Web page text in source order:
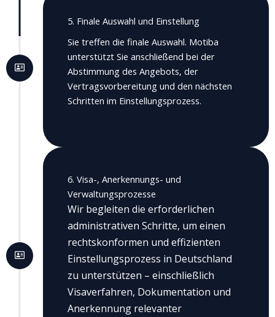
5. Finale Auswahl und Einstellung
Sie treffen die finale Auswahl. Motiba
unterstützt Sie anschließend bei der
Abstimmung des Angebots, der
Vertragsvorbereitung und den nächsten
Schritten im Einstellungsprozess.
6. Visa-, Anerkennungs- und
Verwaltungsprozesse
Wir begleiten die erforderlichen
administrativen Schritte, um einen
rechtskonformen und effizienten
Einstellungsprozess in Deutschland
zu unterstützen – einschließlich
Visaverfahren, Dokumentation und
Anerkennung relevanter